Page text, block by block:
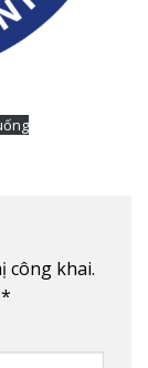
công khai.
*